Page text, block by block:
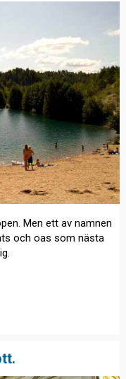
Men ett av namnen
och oas som nästa